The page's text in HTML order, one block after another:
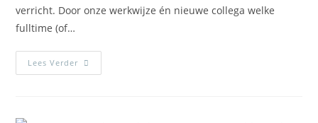
verricht. Door onze werkwijze én nieuwe collega welke
fulltime (of…
Lees Verder